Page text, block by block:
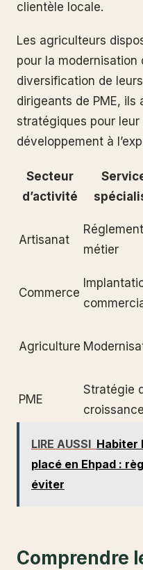
clientèle locale.
Les agriculteurs
pour la
diversification de
dirigeants de PME,
stratégiques pour
développement à
Secteur
d’activité
Artisanat
métier
Commerce
Agriculture
PME
Stratégie
croissance
LIRE AUSSI Habiter
placé en Ehpad :
éviter
Comprendre